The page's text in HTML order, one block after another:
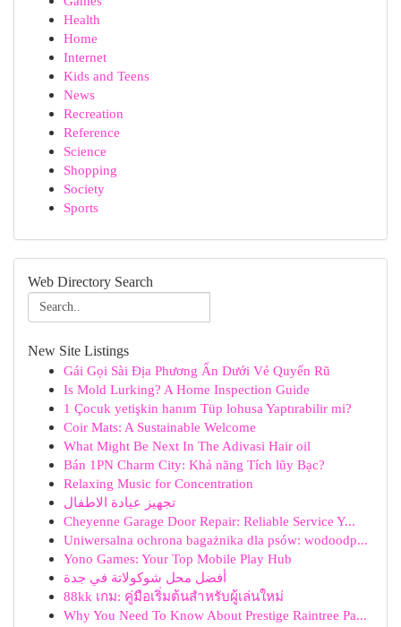
Health
Home
Internet
Kids and Teens
News
Recreation
Reference
Science
Shopping
Society
Sports
Web Directory Search
New Site Listings
Gái Gọi Sài Địa Phương Ẩn Dưới Vẻ Quyến Rũ
Is Mold Lurking? A Home Inspection Guide
1 Çocuk yetişkin hanım Tüp lohusa Yaptırabilir mi?
Coir Mats: A Sustainable Welcome
What Might Be Next In The Adivasi Hair oil
Bán 1PN Charm City: Khả năng Tích lũy Bạc?
Relaxing Music for Concentration
تجهيز عيادة الاطفال
Cheyenne Garage Door Repair: Reliable Service Y...
Uniwersalna ochrona bagażnika dla psów: wodoodp...
Yono Games: Your Top Mobile Play Hub
أفضل محل شوكولاتة في جدة
88kk เกม: คู่มือเริ่มต้นสำหรับผู้เล่นใหม่
Why You Need To Know About Prestige Raintree Pa...